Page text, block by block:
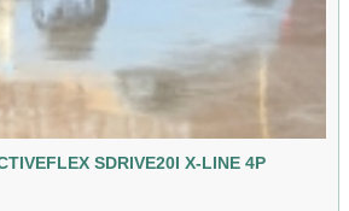
SDRIVE20I X-LINE 4P